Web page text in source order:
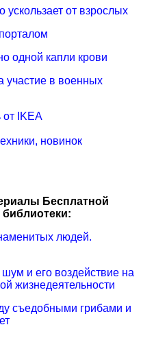
от взрослых
одной капли крови
участие в военных
от IKEA
новинок
Бесплатной
библиотеки:
людей.
и его воздействие на
жизнедеятельности
съедобными грибами и